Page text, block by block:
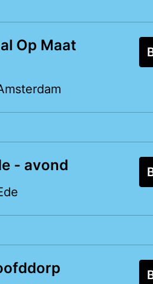
Op Maat
- avond